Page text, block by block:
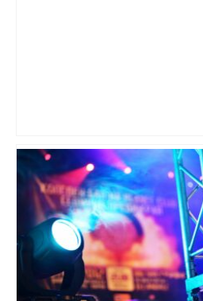
Une voiture explose la vitrine
magasin Grand Frais à
retraitée a confondu les sens
boîte automatique avant
la pédale – ladepeche.fr